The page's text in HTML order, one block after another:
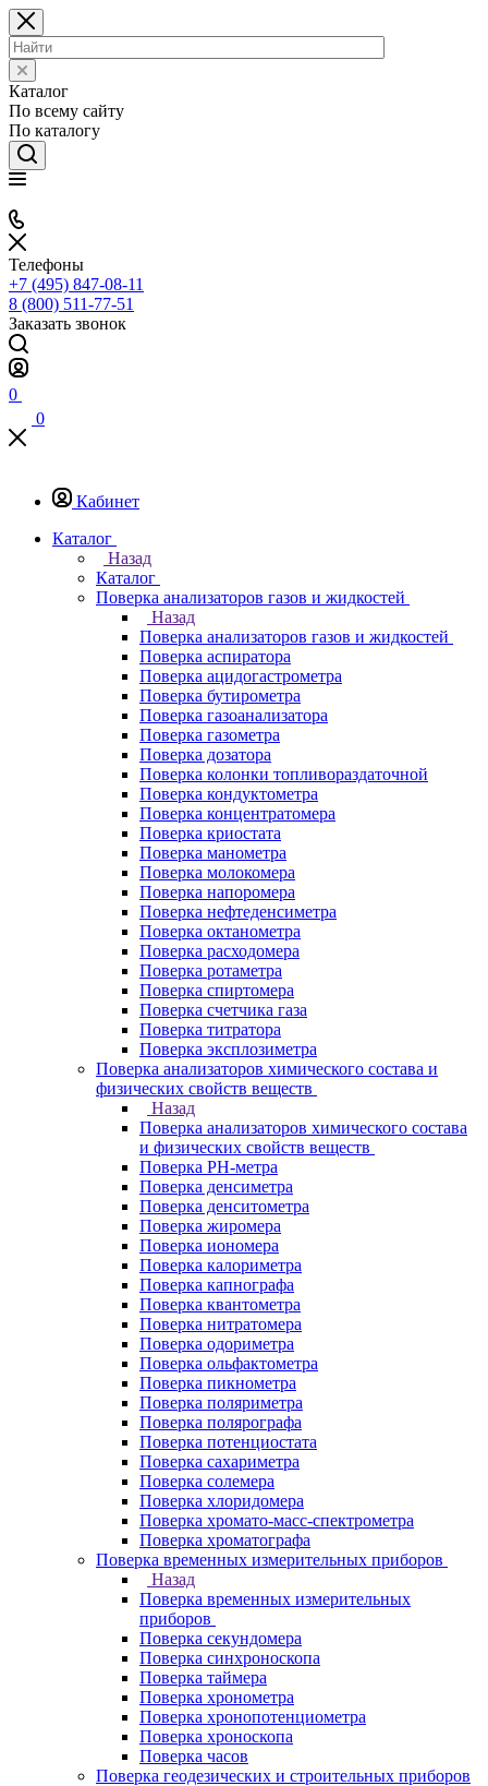
Каталог
По всему сайту
По каталогу
Телефоны
+7 (495) 847-08-11
8 (800) 511-77-51
Заказать звонок
0
0
Кабинет
Каталог
Назад
Каталог
Поверка анализаторов газов и жидкостей
Назад
Поверка анализаторов газов и жидкостей
Поверка аспиратора
Поверка ацидогастрометра
Поверка бутирометра
Поверка газоанализатора
Поверка газометра
Поверка дозатора
Поверка колонки топливораздаточной
Поверка кондуктометра
Поверка концентратомера
Поверка криостата
Поверка манометра
Поверка молокомера
Поверка напоромера
Поверка нефтеденсиметра
Поверка октанометра
Поверка расходомера
Поверка ротаметра
Поверка спиртомера
Поверка счетчика газа
Поверка титратора
Поверка эксплозиметра
Поверка анализаторов химического состава и
физических свойств веществ
Назад
Поверка анализаторов химического состава
и физических свойств веществ
Поверка PH-метра
Поверка денсиметра
Поверка денситометра
Поверка жиромера
Поверка иономера
Поверка калориметра
Поверка капнографа
Поверка квантометра
Поверка нитратомера
Поверка одориметра
Поверка ольфактометра
Поверка пикнометра
Поверка поляриметра
Поверка полярографа
Поверка потенциостата
Поверка сахариметра
Поверка солемера
Поверка хлоридомера
Поверка хромато-масс-спектрометра
Поверка хроматографа
Поверка временных измерительных приборов
Назад
Поверка временных измерительных
приборов
Поверка секундомера
Поверка синхроноскопа
Поверка таймера
Поверка хронометра
Поверка хронопотенциометра
Поверка хроноскопа
Поверка часов
Поверка геодезических и строительных приборов